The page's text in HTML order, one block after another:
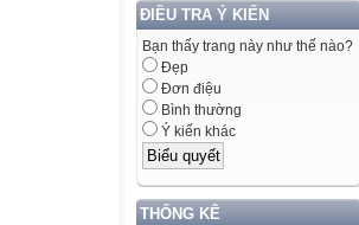
ĐIỀU TRA Ý KIẾN
Bạn thấy trang này như thế nào?
Đẹp
Đơn điệu
Bình thường
Ý kiến khác
THỐNG KÊ